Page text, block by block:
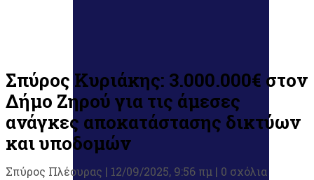
Σπύρος Κυριάκης: 3.000.000€ στον
Δήμο Ζηρού για τις άμεσες
ανάγκες αποκατάστασης δικτύων
και υποδομών
Σπύρος Πλέουρας | 12/09/2025, 9:56 πμ | 0 σχόλια